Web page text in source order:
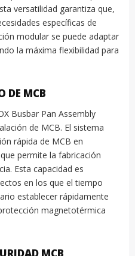
versatilidad garantiza que,
específicas de
modular se puede adaptar
la máxima flexibilidad para
DE MCB
Busbar Pan Assembly
de MCB. El sistema
rápida de MCB en
permite la fabricación
Esta capacidad es
en los que el tiempo
establecer rápidamente
magnetotérmica
MCB